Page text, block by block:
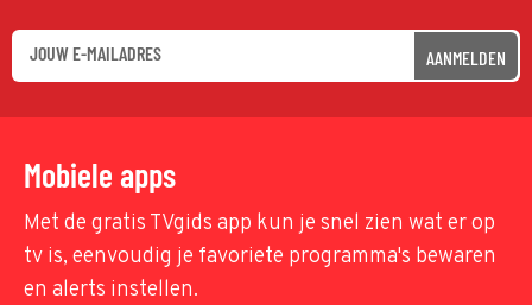
AANMELDEN
Mobiele apps
Met de gratis TVgids app kun je snel zien wat er op
tv is, eenvoudig je favoriete programma's bewaren
en alerts instellen.